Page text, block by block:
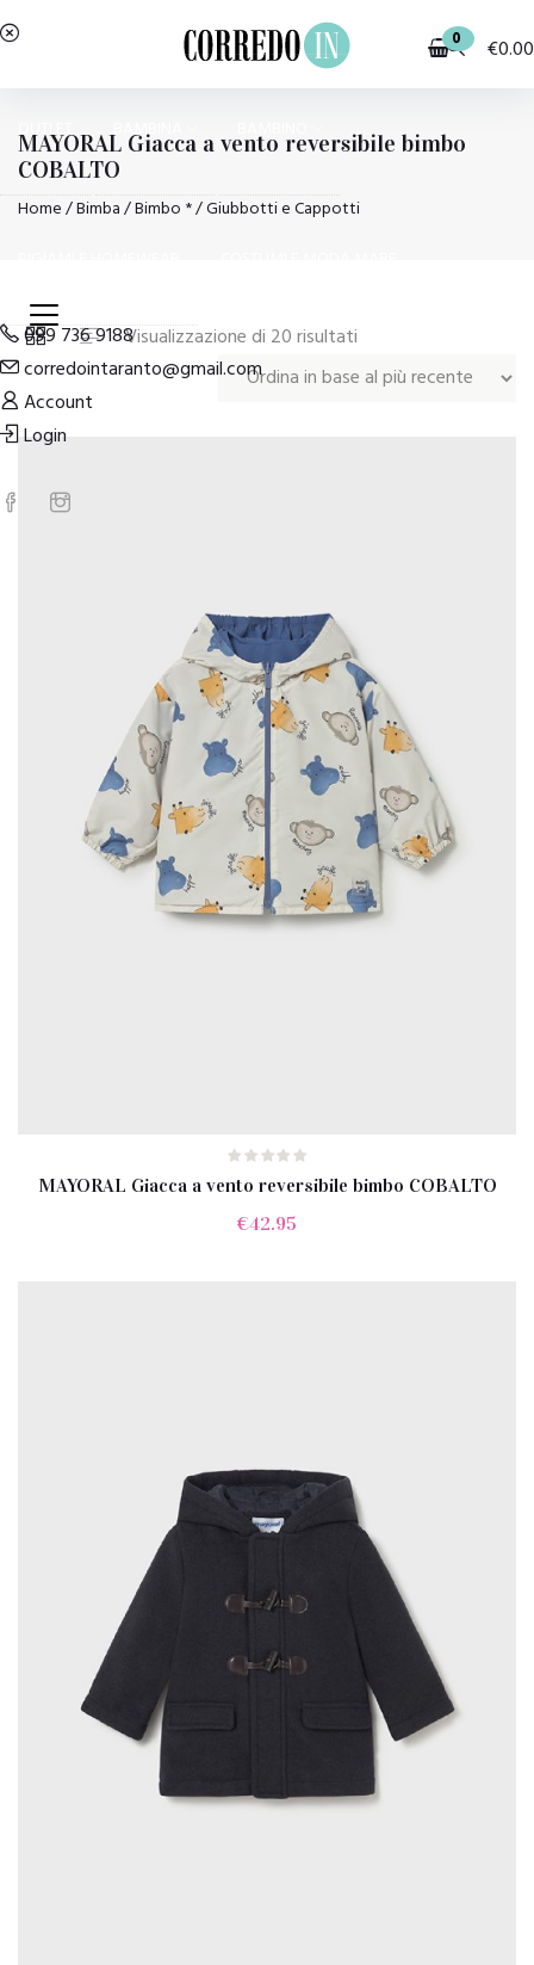
0 €0.00
OUTLET BAMBINA
099 736 9188
corredointaranto@gmail.com
Account
Login
MAYORAL Giacca a vento reversibile bimbo
COBALTO
Home/Bimba/Bimbo */ Giubbotti e Cappotti
Visualizzazione di 20 risultati
in
MAYORAL Giacca a vento reversibile bimbo COBALTO
€42.95